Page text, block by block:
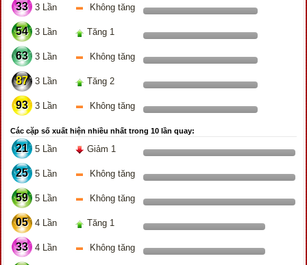
33 3 Lần Không tăng
54 3 Lần Tăng 1
63 3 Lần Không tăng
87 3 Lần Tăng 2
93 3 Lần Không tăng
Các cặp số xuất hiện nhiều nhất trong 10 lần quay:
21 5 Lần Giảm 1
25 5 Lần Không tăng
59 5 Lần Không tăng
05 4 Lần Tăng 1
33 4 Lần Không tăng